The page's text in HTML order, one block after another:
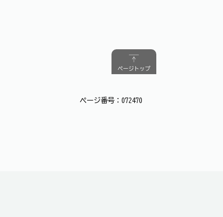
ページ番号：072470
ページトップ